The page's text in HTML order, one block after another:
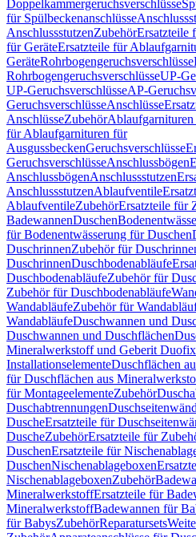
Doppelkammergeruchsverschlüsse
für Spülbeckenanschlüsse
AnschlussstutzenZubehörErsatzteile
für GeräteErsatzteile für
GeräteRohrbogengeruchsverschlüsse
RohrbogengeruchsverschlüsseUP-
UP-GeruchsverschlüsseAP-
GeruchsverschlüsseAnschlüsse
AnschlüsseZubehörAblaufgarnituren
für Ablaufgarnituren für
AusgussbeckenGeruchsverschlüsse
GeruchsverschlüsseAnschlussbögen
AnschlussbögenAnschlussstutzen
AnschlussstutzenAblaufventile
AblaufventileZubehörErsatzteile für
BadewannenDuschen
für Bodenentwässerung für Duschen
DuschrinnenZubehör für
DuschrinnenDuschbodenabläufe
DuschbodenabläufeZubehör für
Zubehör für Duschbodenabläufe
WandabläufeZubehör für
WandabläufeDuschwannen und
Duschwannen und Duschflächen
Mineralwerkstoff und Geberit Duofix
InstallationselementeDuschflächen
für Duschflächen aus
für MontageelementeZubehör
Duschabtrennungen
DuscheErsatzteile für
DuscheZubehörErsatzteile für
DuschenErsatzteile für
DuschenNischenablageboxen
NischenablageboxenZubehör
MineralwerkstoffErsatzteile für
MineralwerkstoffBadewannen für
für BabysZubehörReparatursets